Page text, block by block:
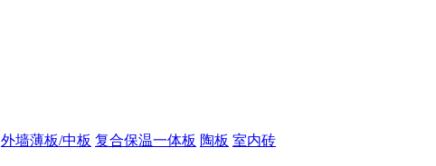
外墙薄板/中板 复合保温一体板 陶板 室内砖